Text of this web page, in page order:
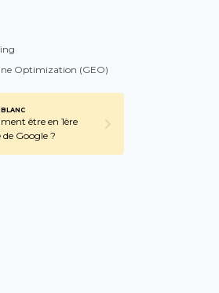
Optimization (GEO)
être en 1ère
de Google ?